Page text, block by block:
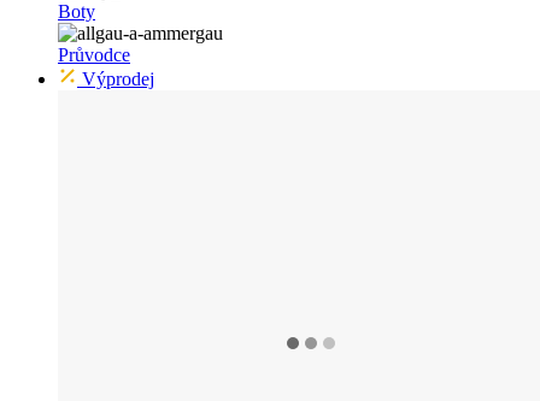
Boty
Průvodce
Výprodej